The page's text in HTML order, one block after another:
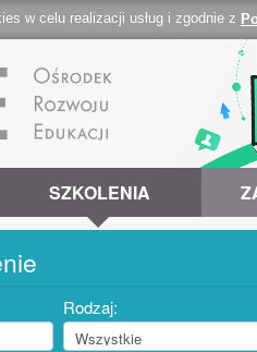
w celu realizacji usług i zgodnie z
SZKOLENIA
Rodzaj: